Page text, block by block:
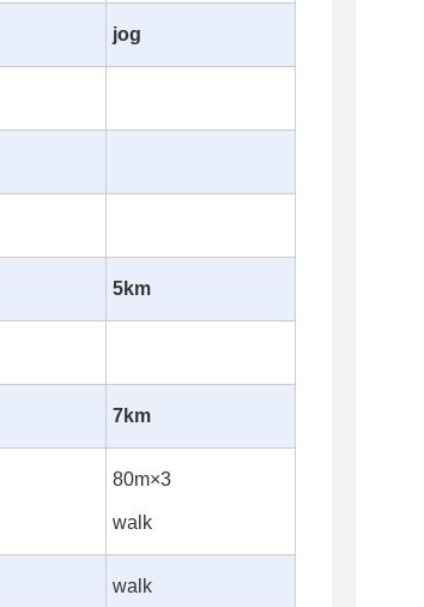
jog
5km
7km
80m×3
walk
walk